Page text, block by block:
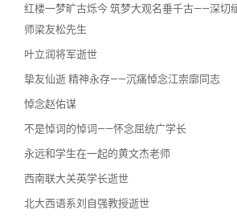
红楼一梦旷古烁今 筑梦大观名垂千古——深切
师梁友松先生
叶立润将军逝世
挚友仙逝 精神永存——沉痛悼念江崇廓同志
悼念赵佑谋
不是悼词的悼词——怀念屈统广学长
永远和学生在一起的黄文杰老师
西南联大关英学长逝世
北大西语系刘自强教授逝世